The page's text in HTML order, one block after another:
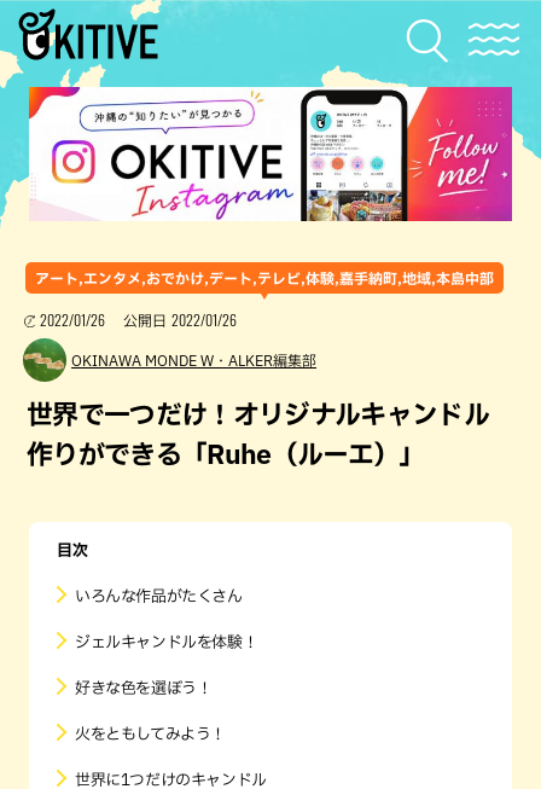
アート,エンタメ,おでかけ,デート,テレビ,体験,嘉手納町,地域,本島中部
2022/01/26 公開日 2022/01/26
OKINAWA MONDE W・ALKER編集部
世界で一つだけ！オリジナルキャンドル
作りができる「Ruhe（ルーエ）」
目次
いろんな作品がたくさん
ジェルキャンドルを体験！
好きな色を選ぼう！
火をともしてみよう！
世界に1つだけのキャンドル